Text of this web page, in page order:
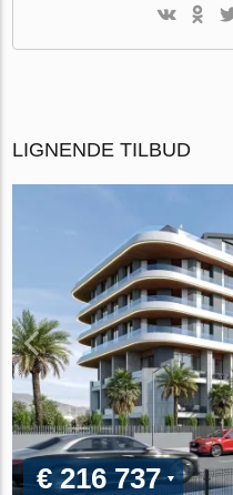
LIGNENDE TILBUD
€ 216 737